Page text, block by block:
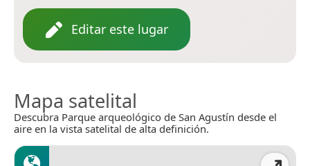
Editar este lugar
Mapa satelital
Descubra Parque arqueológico de San Agustín desde el
aire en la vista satelital de alta definición.